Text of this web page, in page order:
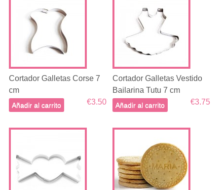
Cortador Galletas Corse 7
cm
€3.50
Añadir al carrito
Cortador Galletas Vestido
Bailarina Tutu 7 cm
€3.75
Añadir al carrito